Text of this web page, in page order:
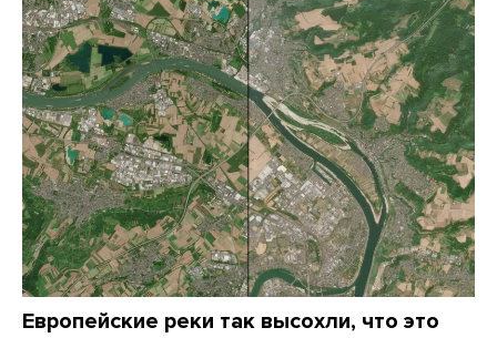
Европейские реки так высохли, что это